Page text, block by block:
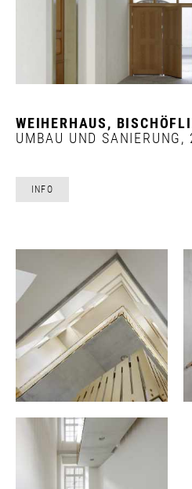
WEIHERHAUS,
UMBAU UND SANIERUNG,
INFO